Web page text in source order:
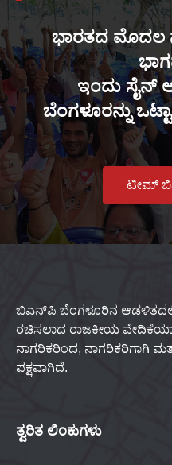
ಭಾರತದ ಮೊದಲ
ಇಂದು ಸೈನ್
ಬೆಂಗಳೂರನ್ನು
ಟೀಮ್
ಬಿಎನ್‌ಪಿ ಬೆಂಗಳೂರಿನ ಆಡಳಿತದಲ್ಲಿ
ರಚಿಸಲಾದ ರಾಜಕೀಯ
ನಾಗರಿಕರಿಂದ, ನಾಗರಿಕರಿಗಾಗಿ
ಪಕ್ಷವಾಗಿದೆ.
ತ್ವರಿತ ಲಿಂಕುಗಳು